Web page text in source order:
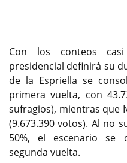
Con los conteos
presidencial definirá su
de la Espriella se
primera vuelta, con
sufragios), mientras que
(9.673.390 votos). Al no
50%, el escenario se
segunda vuelta.